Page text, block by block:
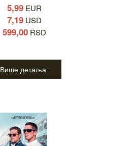
5,99 EUR
7,19 USD
599,00 RSD
Више детаља